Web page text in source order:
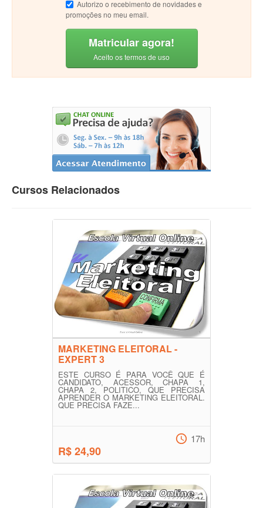
Autorizo o recebimento de novidades e
promoções no meu email.
Matricular agora!
Aceito os termos de uso
Cursos Relacionados
MARKETING ELEITORAL -
EXPERT 3
ESTE CURSO É PARA VOCÊ QUE É
CANDIDATO, ACESSOR, CHAPA 1,
CHAPA 2, POLITICO, QUE PRECISA
APRENDER O MARKETING ELEITORAL.
QUE PRECISA FAZE...
R$ 24,90
17h